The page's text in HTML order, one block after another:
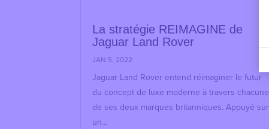
La stratégie REIMAGINE de
Jaguar Land Rover
JAN 5, 2022
Jaguar Land Rover entend réimaginer le futur
du concept de luxe moderne à travers chacune
de ses deux marques britanniques. Appuyé sur
un...